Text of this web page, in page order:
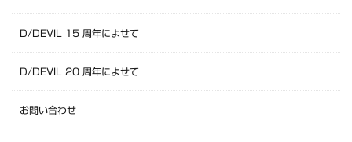
D/DEVIL 15 周年によせて
D/DEVIL 20 周年によせて
お問い合わせ